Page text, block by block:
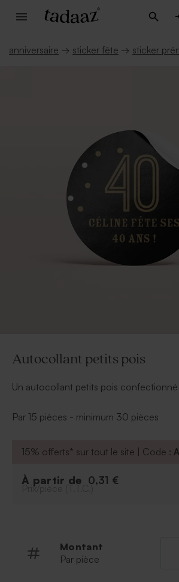
anniversaire → sticker fête → sticker
Autocollant petits pois
Un autocollant petits pois
d'anniversaire. Personnalisez-le avec
Par 15 pièces - minimum 30 pièces
15% offerts* sur tout le site | Code :
À partir de 0,31 €
Prix/pièce (T.T.C.)
Montant
Par pièce